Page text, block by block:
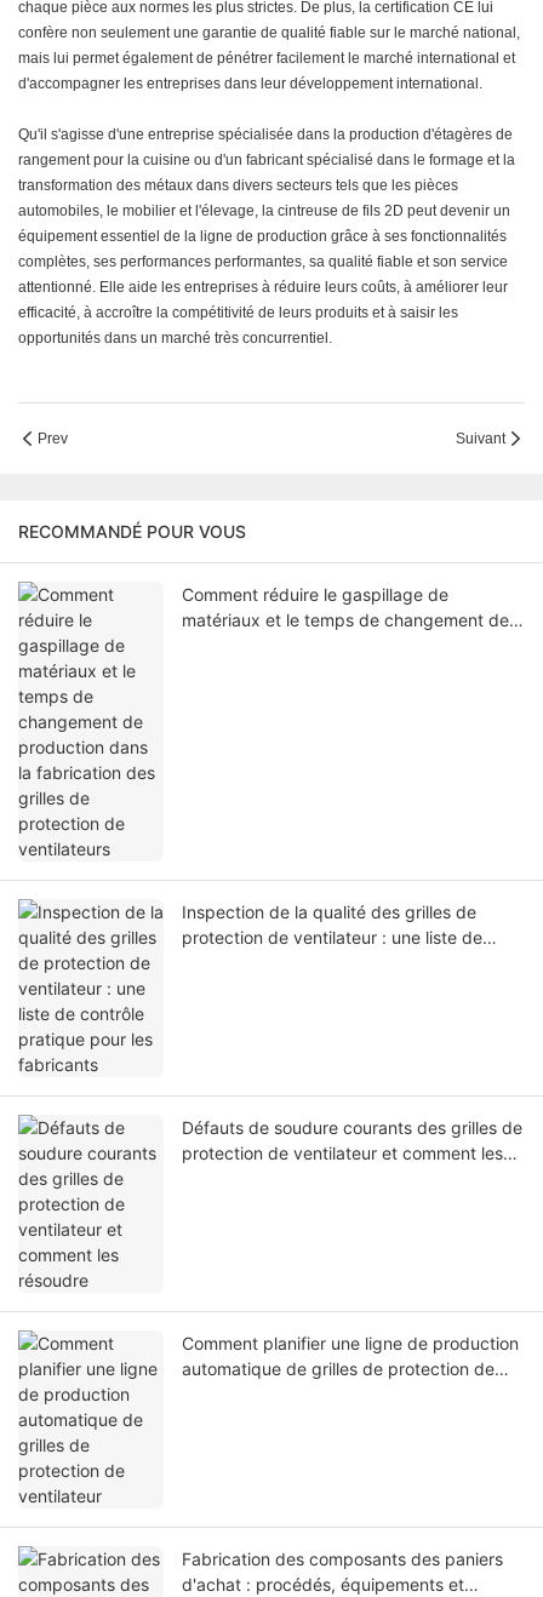
chaque pièce aux normes les plus strictes. De plus, la certification CE lui
confère non seulement une garantie de qualité fiable sur le marché national,
mais lui permet également de pénétrer facilement le marché international et
d'accompagner les entreprises dans leur développement international.
Qu'il s'agisse d'une entreprise spécialisée dans la production d'étagères de
rangement pour la cuisine ou d'un fabricant spécialisé dans le formage et la
transformation des métaux dans divers secteurs tels que les pièces
automobiles, le mobilier et l'élevage, la cintreuse de fils 2D peut devenir un
équipement essentiel de la ligne de production grâce à ses fonctionnalités
complètes, ses performances performantes, sa qualité fiable et son service
attentionné. Elle aide les entreprises à réduire leurs coûts, à améliorer leur
efficacité, à accroître la compétitivité de leurs produits et à saisir les
opportunités dans un marché très concurrentiel.
Prev Suivant
RECOMMANDÉ POUR VOUS
Comment réduire le gaspillage de
matériaux et le temps de changement de
Inspection de la qualité des grilles de
protection de ventilateur : une liste de
Défauts de soudure courants des grilles de
protection de ventilateur et comment les
Comment planifier une ligne de production
automatique de grilles de protection de
Fabrication des composants des paniers
d'achat : procédés, équipements et